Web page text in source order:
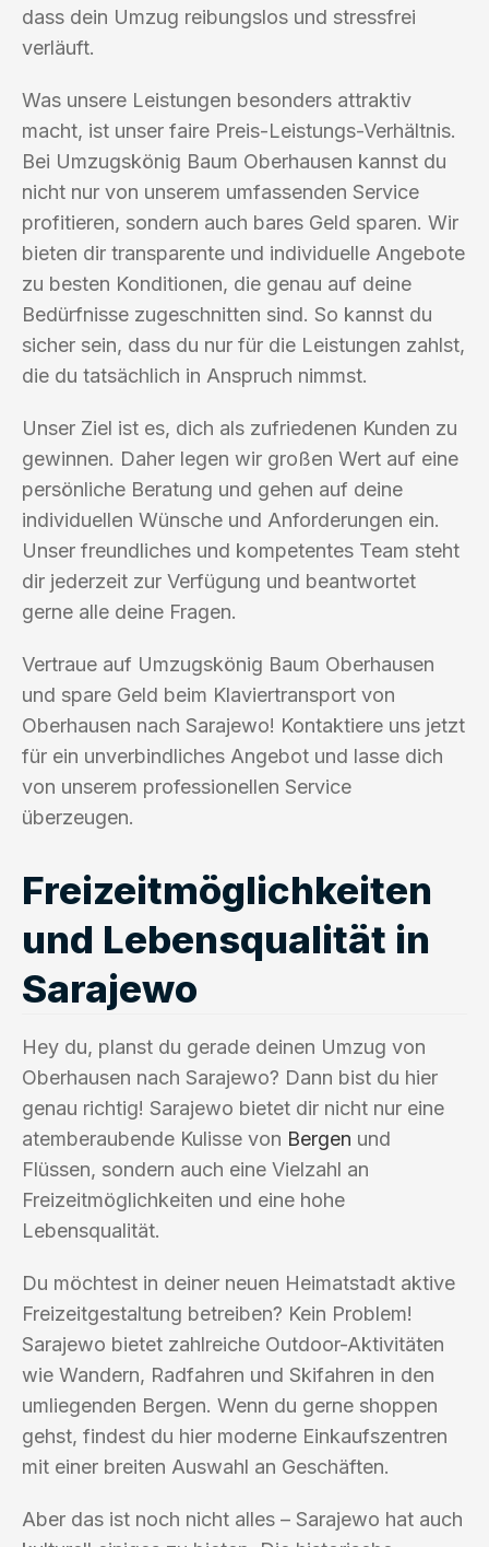
dass dein Umzug reibungslos und stressfrei
verläuft.
Was unsere Leistungen besonders attraktiv
macht, ist unser faire Preis-Leistungs-Verhältnis.
Bei Umzugskönig Baum Oberhausen kannst du
nicht nur von unserem umfassenden Service
profitieren, sondern auch bares Geld sparen. Wir
bieten dir transparente und individuelle Angebote
zu besten Konditionen, die genau auf deine
Bedürfnisse zugeschnitten sind. So kannst du
sicher sein, dass du nur für die Leistungen zahlst,
die du tatsächlich in Anspruch nimmst.
Unser Ziel ist es, dich als zufriedenen Kunden zu
gewinnen. Daher legen wir großen Wert auf eine
persönliche Beratung und gehen auf deine
individuellen Wünsche und Anforderungen ein.
Unser freundliches und kompetentes Team steht
dir jederzeit zur Verfügung und beantwortet
gerne alle deine Fragen.
Vertraue auf Umzugskönig Baum Oberhausen
und spare Geld beim Klaviertransport von
Oberhausen nach Sarajewo! Kontaktiere uns jetzt
für ein unverbindliches Angebot und lasse dich
von unserem professionellen Service
überzeugen.
Freizeitmöglichkeiten
und Lebensqualität in
Sarajewo
Hey du, planst du gerade deinen Umzug von
Oberhausen nach Sarajewo? Dann bist du hier
genau richtig! Sarajewo bietet dir nicht nur eine
atemberaubende Kulisse von Bergen und
Flüssen, sondern auch eine Vielzahl an
Freizeitmöglichkeiten und eine hohe
Lebensqualität.
Du möchtest in deiner neuen Heimatstadt aktive
Freizeitgestaltung betreiben? Kein Problem!
Sarajewo bietet zahlreiche Outdoor-Aktivitäten
wie Wandern, Radfahren und Skifahren in den
umliegenden Bergen. Wenn du gerne shoppen
gehst, findest du hier moderne Einkaufszentren
mit einer breiten Auswahl an Geschäften.
Aber das ist noch nicht alles – Sarajewo hat auch